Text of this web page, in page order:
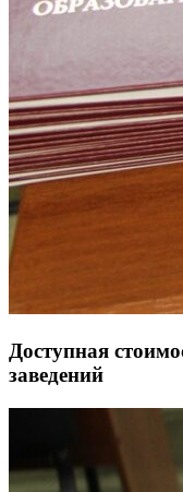
Доступная
заведений